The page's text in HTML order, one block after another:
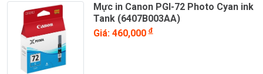
Mực in Canon PGI-72 Photo Cyan ink
Tank (6407B003AA)
Giá: 460,000đ